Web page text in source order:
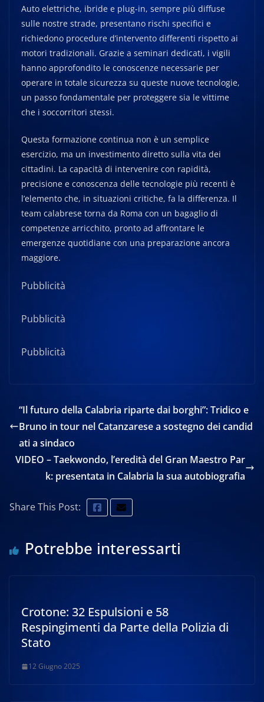
Auto elettriche, ibride e plug-in, sempre più diffuse
sulle nostre strade, presentano rischi specifici e
richiedono procedure d’intervento differenti rispetto ai
motori tradizionali. Grazie a seminari dedicati, i vigili
hanno approfondito le conoscenze necessarie per
operare in totale sicurezza su queste nuove tecnologie,
un passo fondamentale per proteggere sia le vittime
che i soccorritori stessi.
Questa formazione continua non è un semplice
esercizio, ma un investimento diretto sulla vita dei
cittadini. La capacità di intervenire con rapidità,
precisione e conoscenza delle tecnologie più recenti è
l’elemento che, in situazioni critiche, fa la differenza. Il
team calabrese torna da Roma con un bagaglio di
competenze arricchito, pronto ad affrontare le
emergenze quotidiane con una preparazione ancora
maggiore.
Pubblicità
Pubblicità
Pubblicità
“Il futuro della Calabria riparte dai borghi”: Tridico e
Bruno in tour nel Catanzarese a sostegno dei candid
ati a sindaco
VIDEO – Taekwondo, l’eredità del Gran Maestro Par
k: presentata in Calabria la sua autobiografia
Share This Post:
Potrebbe interessarti
Crotone: 32 Espulsioni e 58
Respingimenti da Parte della Polizia di
Stato
12 Giugno 2025